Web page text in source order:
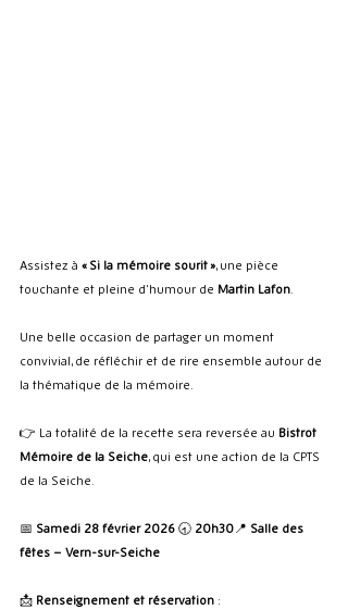
Assistez à « Si la mémoire sourit », une pièce
touchante et pleine d’humour de Martin Lafon.
Une belle occasion de partager un moment
convivial, de réfléchir et de rire ensemble autour de
la thématique de la mémoire.
👉 La totalité de la recette sera reversée au Bistrot
Mémoire de la Seiche, qui est une action de la CPTS
de la Seiche.
📅 Samedi 28 février 2026 🕣 20h30📍 Salle des
fêtes – Vern-sur-Seiche
📩 Renseignement et réservation :